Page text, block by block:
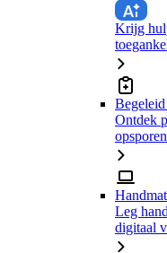
Krijg
Begeleid
Ontdek
opsporen
Leg
digitaal